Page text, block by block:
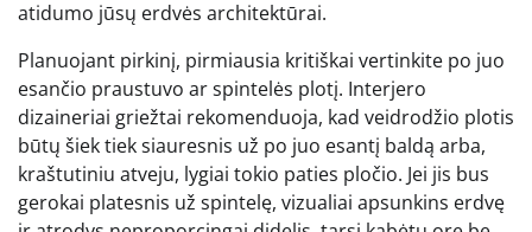
atidumo jūsų erdvės architektūrai.
Planuojant pirkinį, pirmiausia kritiškai vertinkite po juo
esančio praustuvo ar spintelės plotį. Interjero
dizaineriai griežtai rekomenduoja, kad veidrodžio plotis
būtų šiek tiek siauresnis už po juo esantį baldą arba,
kraštutiniu atveju, lygiai tokio paties pločio. Jei jis bus
gerokai platesnis už spintelę, vizualiai apsunkins erdvę